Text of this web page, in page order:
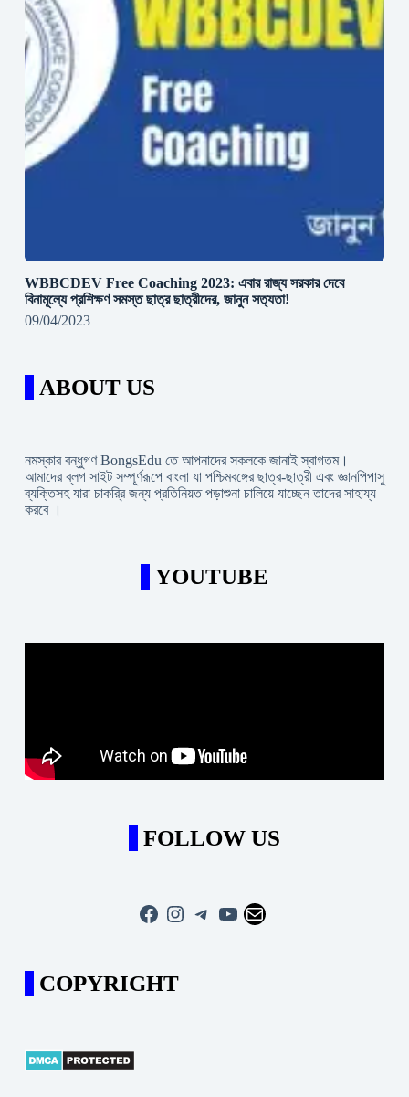
WBBCDEV Free Coaching 2023: এবার রাজ্য সরকার দেবে
বিনামূল্যে প্রশিক্ষণ সমস্ত ছাত্র ছাত্রীদের, জানুন সত্যতা!
09/04/2023
ABOUT US
নমস্কার বন্ধুগণ BongsEdu তে আপনাদের সকলকে জানাই স্বাগতম।
আমাদের ব্লগ সাইট সম্পূর্ণরূপে বাংলা যা পশ্চিমবঙ্গের ছাত্র-ছাত্রী এবং জ্ঞানপিপাসু
ব্যক্তিসহ যারা চাকরি্র জন্য প্রতিনিয়ত পড়াশুনা চালিয়ে যাচ্ছেন তাদের সাহায্য
করবে ।
YOUTUBE
FOLLOW US
Facebook
Instagram
Telegram
YouTube
Mail
COPYRIGHT